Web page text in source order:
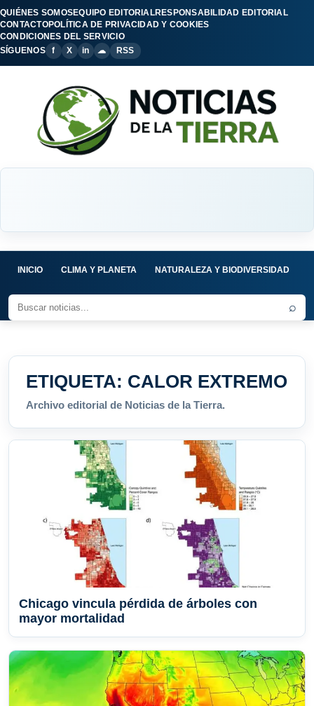
QUIÉNES SOMOSEQUIPO EDITORIALRESPONSABILIDAD EDITORIAL
CONTACTOPOLÍTICA DE PRIVACIDAD Y COOKIES
CONDICIONES DEL SERVICIO
SÍGUENOS
f X in ☁ RSS
INICIO CLIMA Y PLANETA NATURALEZA Y BIODIVERSIDAD
⌕
ETIQUETA: CALOR EXTREMO
Archivo editorial de Noticias de la Tierra.
Chicago vincula pérdida de árboles con
mayor mortalidad